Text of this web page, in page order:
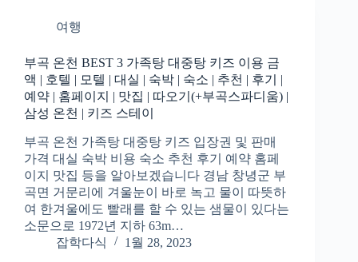
여행
부곡 온천 BEST 3 가족탕 대중탕 키즈 이용 금
액 | 호텔 | 모텔 | 대실 | 숙박 | 숙소 | 추천 | 후기 |
예약 | 홈페이지 | 맛집 | 따오기(+부곡스파디움) |
삼성 온천 | 키즈 스테이
부곡 온천 가족탕 대중탕 키즈 입장권 및 판매
가격 대실 숙박 비용 숙소 추천 후기 예약 홈페
이지 맛집 등을 알아보겠습니다 경남 창녕군 부
곡면 거문리에 겨울눈이 바로 녹고 물이 따뜻하
여 한겨울에도 빨래를 할 수 있는 샘물이 있다는
소문으로 1972년 지하 63m…
잡학다식
1월 28, 2023